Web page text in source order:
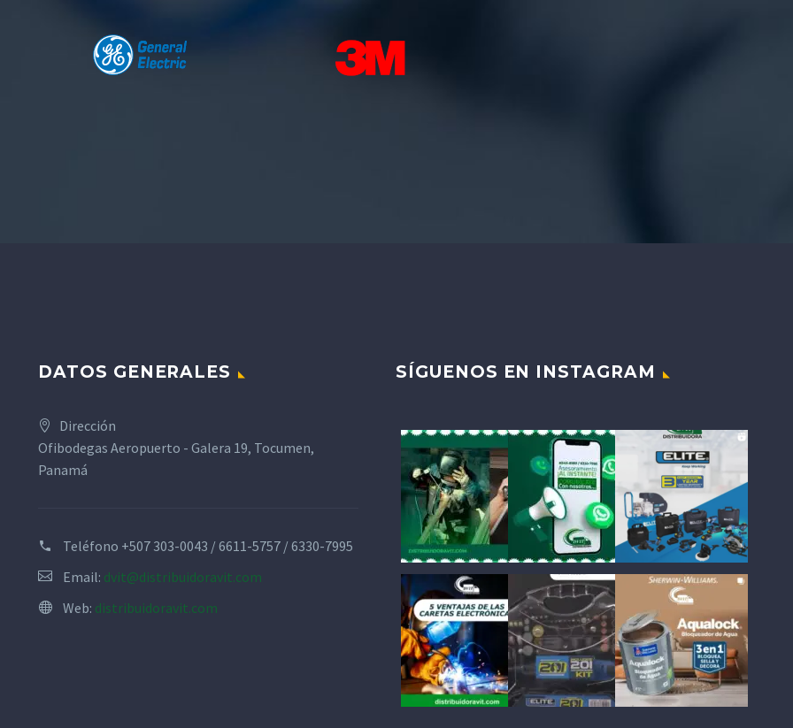
DATOS GENERALES
Dirección
Ofibodegas Aeropuerto - Galera 19, Tocumen,
Panamá
Teléfono +507 303-0043 / 6611-5757 / 6330-7995
Email: dvit@distribuidoravit.com
Web: distribuidoravit.com
SÍGUENOS EN INSTAGRAM